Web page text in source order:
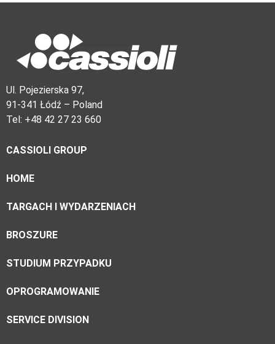
Ul. Pojezierska 97,
91-341 Łódź – Poland
Tel: +48 42 27 23 660
CASSIOLI GROUP
HOME
TARGACH I WYDARZENIACH
BROSZURE
STUDIUM PRZYPADKU
OPROGRAMOWANIE
SERVICE DIVISION